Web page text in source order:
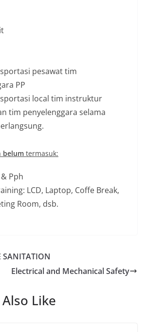
pesawat tim
PP
local tim instruktur
tim penyelenggara selama
belum termasuk:
Pph
LCD, Laptop, Coffe Break,
Room, dsb.
SANITATION
Electrical and Mechanical Safety
Like